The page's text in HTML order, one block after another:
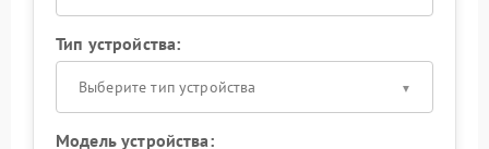
Тип устройства:
Выберите тип устройства
Модель устройства: